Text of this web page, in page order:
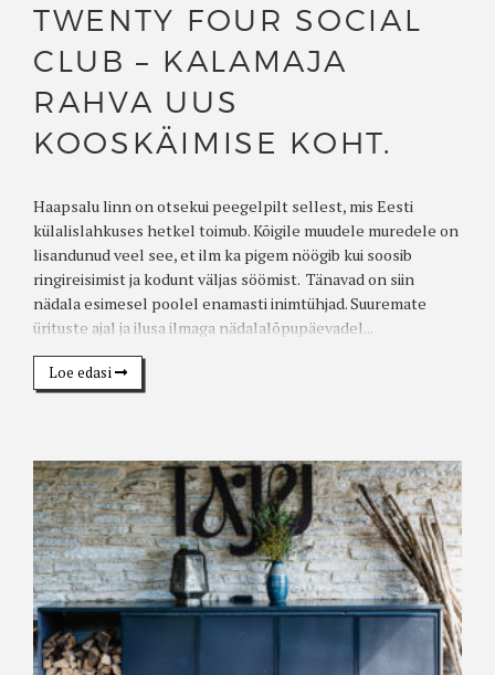
TWENTY FOUR SOCIAL
CLUB – KALAMAJA
RAHVA UUS
KOOSKÄIMISE KOHT.
Haapsalu linn on otsekui peegelpilt sellest, mis Eesti
külalislahkuses hetkel toimub. Kõigile muudele muredele on
lisandunud veel see, et ilm ka pigem nöögib kui soosib
ringireisimist ja kodunt väljas söömist. Tänavad on siin
nädala esimesel poolel enamasti inimtühjad. Suuremate
ürituste ajal ja ilusa ilmaga nädalalõpupäevadel...
Loe edasi